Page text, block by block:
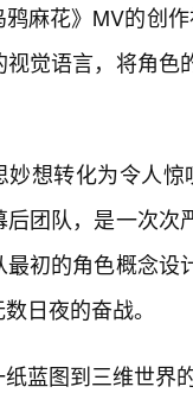
麻花》MV的创
觉语言，将角
妙想转化为令人
团队，是一次
初的角色概念
日夜的奋战。
纸蓝图到三维世